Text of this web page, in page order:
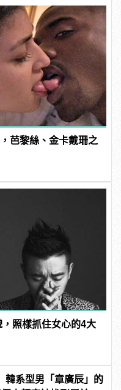
芭黎絲、金卡戴珊之
，照樣抓住女心的4大
韓系型男「章廣辰」的